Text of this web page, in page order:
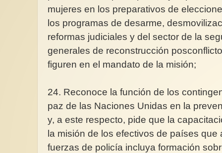
mujeres en los preparativos de
los programas de desarme,
reformas judiciales y del sector de la
generales de reconstrucción
figuren en el mandato de la misión;
24. Reconoce la función de los
paz de las Naciones Unidas en la
y, a este respecto, pide que la
la misión de los efectivos de países que
fuerzas de policía incluya formación